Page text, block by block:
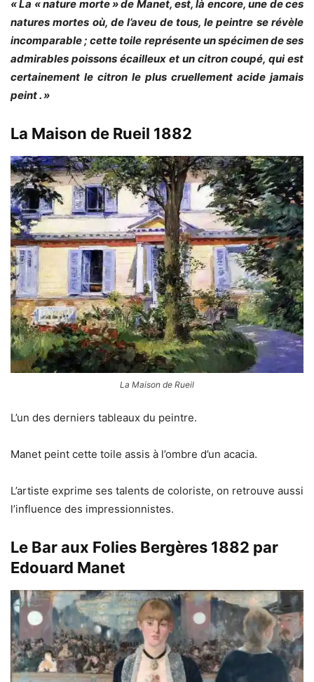
« La « nature morte » de Manet, est, là encore, une de ces
natures mortes où, de l’aveu de tous, le peintre se révèle
incomparable ; cette toile représente un spécimen de ses
admirables poissons écailleux et un citron coupé, qui est
certainement le citron le plus cruellement acide jamais
peint . »
La Maison de Rueil 1882
La Maison de Rueil
L’un des derniers tableaux du peintre.
Manet peint cette toile assis à l’ombre d’un acacia.
L’artiste exprime ses talents de coloriste, on retrouve aussi
l’influence des impressionnistes.
Le Bar aux Folies Bergères 1882 par
Edouard Manet